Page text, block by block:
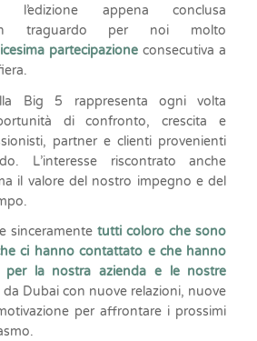
l’edizione appena conclusa
traguardo per noi molto
partecipazione consecutiva a
Big 5 rappresenta ogni volta
di confronto, crescita e
partner e clienti provenienti
L’interesse riscontrato anche
il valore del nostro impegno e del
sinceramente tutti coloro che sono
ci hanno contattato e che hanno
per la nostra azienda e le nostre
Dubai con nuove relazioni, nuove
per affrontare i prossimi